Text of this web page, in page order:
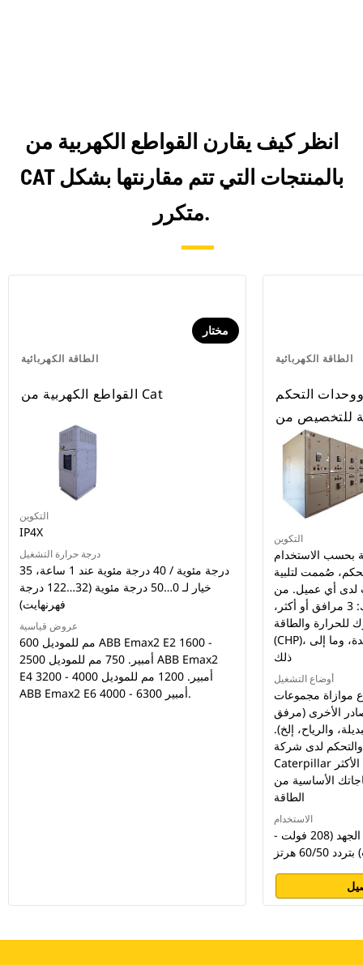
انظر كيف يقارن القواطع الكهربية من
CAT بالمنتجات التي تتم مقارنتها بشكل
متكرر.
الطاقة الكهربائية
مختار
القواطع الكهربية من Cat
التكوين
IP4X
درجة حرارة التشغيل
35 درجة مئوية / 40 درجة مئوية عند 1 ساعة،
خيار لـ 0…50 درجة مئوية (32…122 درجة
فهرنهايت)
عروض قياسية
600 مم للموديل ABB Emax2 E2 1600 -
2500 أمبير. 750 مم للموديل ABB Emax2
E4 3200 - 4000 أمبير. 1200 مم للموديل
ABB Emax2 E6 4000 - 6300 أمبير.
الطاقة الكهربائية
ووحدات التحكم
التكوين
بحسب الاستخدام
صُممت لتلبية
لدى أي عميل. من
الأمثلة على ذلك: 3 مرافق أو أكثر،
للحرارة والطاقة
(CHP)، وأنظمة فرز الحمل المعقدة، وما إلى
ذلك
أوضاع التشغيل
موازاة مجموعات
الأخرى (مرفق
والرياح، إلخ).
والتحكم لدى شركة
Caterpillar تصميم أنظمة الطاقة الأكثر
الأساسية من
الطاقة
الاستخدام
منخفضة الجهد ومتوسطة الجهد (208 فولت -